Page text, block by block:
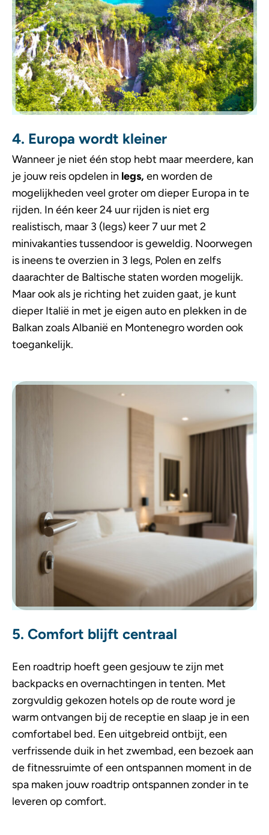
4. Europa wordt kleiner
Wanneer je niet één stop hebt maar meerdere, kan
je jouw reis opdelen in legs, en worden de
mogelijkheden veel groter om dieper Europa in te
rijden. In één keer 24 uur rijden is niet erg
realistisch, maar 3 (legs) keer 7 uur met 2
minivakanties tussendoor is geweldig. Noorwegen
is ineens te overzien in 3 legs, Polen en zelfs
daarachter de Baltische staten worden mogelijk.
Maar ook als je richting het zuiden gaat, je kunt
dieper Italië in met je eigen auto en plekken in de
Balkan zoals Albanië en Montenegro worden ook
toegankelijk.
5. Comfort blijft centraal
Een roadtrip hoeft geen gesjouw te zijn met
backpacks en overnachtingen in tenten. Met
zorgvuldig gekozen hotels op de route word je
warm ontvangen bij de receptie en slaap je in een
comfortabel bed. Een uitgebreid ontbijt, een
verfrissende duik in het zwembad, een bezoek aan
de fitnessruimte of een ontspannen moment in de
spa maken jouw roadtrip ontspannen zonder in te
leveren op comfort.